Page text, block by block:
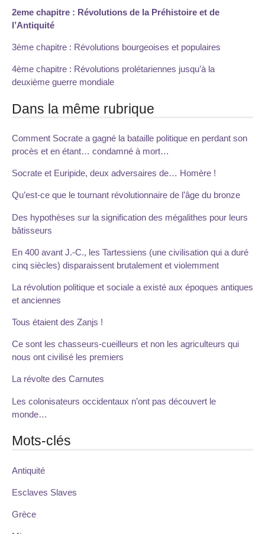
2eme chapitre : Révolutions de la Préhistoire et de
l’Antiquité
3ème chapitre : Révolutions bourgeoises et populaires
4ème chapitre : Révolutions prolétariennes jusqu’à la
deuxième guerre mondiale
Dans la même rubrique
Comment Socrate a gagné la bataille politique en perdant son
procès et en étant… condamné à mort…
Socrate et Euripide, deux adversaires de… Homère !
Qu’est-ce que le tournant révolutionnaire de l’âge du bronze
Des hypothèses sur la signification des mégalithes pour leurs
bâtisseurs
En 400 avant J.-C., les Tartessiens (une civilisation qui a duré
cinq siècles) disparaissent brutalement et violemment
La révolution politique et sociale a existé aux époques antiques
et anciennes
Tous étaient des Zanjs !
Ce sont les chasseurs-cueilleurs et non les agriculteurs qui
nous ont civilisé les premiers
La révolte des Carnutes
Les colonisateurs occidentaux n’ont pas découvert le
monde…
Mots-clés
Antiquité
Esclaves Slaves
Grèce